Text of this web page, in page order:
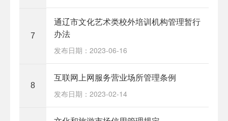
7
通辽市文化艺术类校外培训机构管理暂行
办法
发布日期：2023-06-16
8
互联网上网服务营业场所管理条例
发布日期：2023-02-14